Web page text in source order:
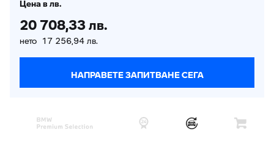
20 708,33 лв.
нето 17 256,94 лв.
НАПРАВЕТЕ ЗАПИТВАНЕ СЕГА